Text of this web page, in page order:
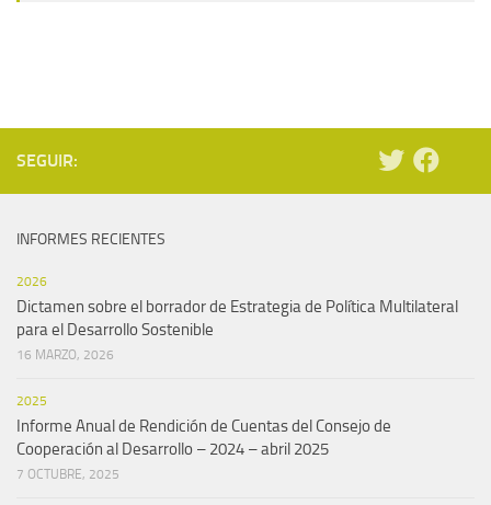
SEGUIR:
INFORMES RECIENTES
2026
Dictamen sobre el borrador de Estrategia de Política Multilateral
para el Desarrollo Sostenible
16 MARZO, 2026
2025
Informe Anual de Rendición de Cuentas del Consejo de
Cooperación al Desarrollo – 2024 – abril 2025
7 OCTUBRE, 2025